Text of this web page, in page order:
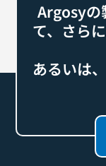
Argosyの
て、さら
あるいは